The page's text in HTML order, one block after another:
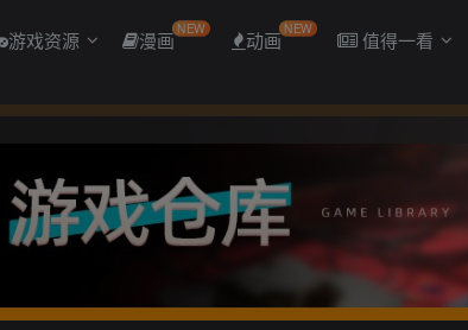
游戏资源 漫画NEW 动画 NEW 值得一看